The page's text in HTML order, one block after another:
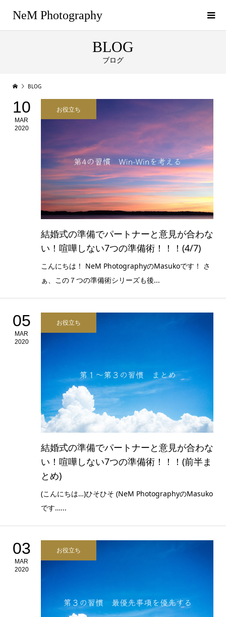
NeM Photography
BLOG
ブログ
BLOG
10
MAR
2020
お役立ち
結婚式の準備でパートナーと意見が合わな
い！喧嘩しない7つの準備術！！！(4/7)
こんにちは！ NeM PhotographyのMasukoです！ さ
ぁ、この７つの準備術シリーズも後...
05
MAR
2020
お役立ち
結婚式の準備でパートナーと意見が合わな
い！喧嘩しない7つの準備術！！！(前半ま
とめ)
(こんにちは…)ひそひそ (NeM PhotographyのMasuko
です…...
03
MAR
2020
お役立ち